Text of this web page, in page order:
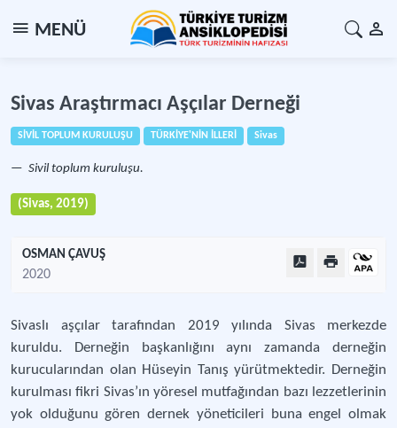
MENÜ
Sivas Araştırmacı Aşçılar Derneği
SİVİL TOPLUM KURULUŞU TÜRKİYE'NİN İLLERİ Sivas
Sivil toplum kuruluşu.
(Sivas, 2019)
OSMAN ÇAVUŞ
2020
Sivaslı aşçılar tarafından 2019 yılında Sivas merkezde
kuruldu. Derneğin başkanlığını aynı zamanda derneğin
kurucularından olan Hüseyin Tanış yürütmektedir. Derneğin
kurulması fikri Sivas’ın yöresel mutfağından bazı lezzetlerinin
yok olduğunu gören dernek yöneticileri buna engel olmak